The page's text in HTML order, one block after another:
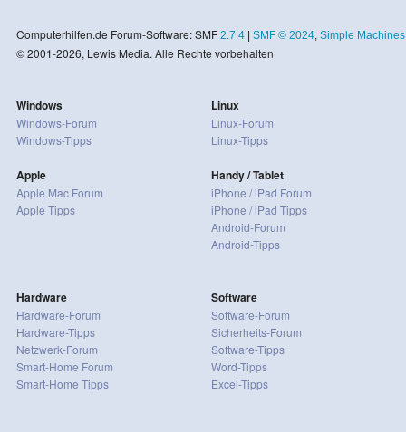
Computerhilfen.de Forum-Software: SMF 2.7.4| SMF © 2024, Simple Machines
© 2001-2026, Lewis Media. Alle Rechte vorbehalten
Windows
Windows-Forum
Windows-Tipps
Apple
Apple Mac Forum
Apple Tipps
Linux
Linux-Forum
Linux-Tipps
Handy / Tablet
iPhone / iPad Forum
iPhone / iPad Tipps
Android-Forum
Android-Tipps
Hardware
Hardware-Forum
Hardware-Tipps
Netzwerk-Forum
Smart-Home Forum
Smart-Home Tipps
Software
Software-Forum
Sicherheits-Forum
Software-Tipps
Word-Tipps
Excel-Tipps